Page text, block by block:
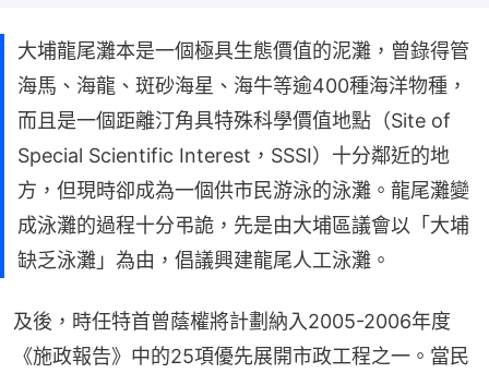
大埔龍尾灘本是一個極具生態價值的泥灘，曾錄得管
海馬、海龍、斑砂海星、海牛等逾400種海洋物種，
而且是一個距離汀角具特殊科學價值地點（Site of
Special Scientific Interest，SSSI）十分鄰近的地
方，但現時卻成為一個供市民游泳的泳灘。龍尾灘變
成泳灘的過程十分弔詭，先是由大埔區議會以「大埔
缺乏泳灘」為由，倡議興建龍尾人工泳灘。
及後，時任特首曾蔭權將計劃納入2005-2006年度
《施政報告》中的25項優先展開市政工程之一。當民